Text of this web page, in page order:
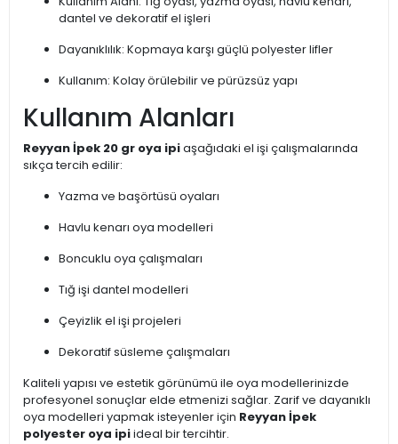
dantel ve dekoratif el işleri
Dayanıklılık: Kopmaya karşı güçlü polyester lifler
Kullanım: Kolay örülebilir ve pürüzsüz yapı
Kullanım Alanları
Reyyan İpek 20 gr oya ipiaşağıdaki el işi çalışmalarında
sıkça tercih edilir:
Yazma ve başörtüsü oyaları
Havlu kenarı oya modelleri
Boncuklu oya çalışmaları
Tığ işi dantel modelleri
Çeyizlik el işi projeleri
Dekoratif süsleme çalışmaları
Kaliteli yapısı ve estetik görünümü ile oya modellerinizde
profesyonel sonuçlar elde etmenizi sağlar. Zarif ve dayanıklı
oya modelleri yapmak isteyenler için Reyyan İpek
polyester oya ipiideal bir tercihtir.